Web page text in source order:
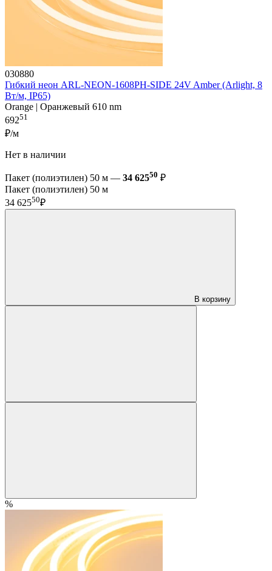
030880
Гибкий неон ARL-NEON-1608PH-SIDE 24V Amber (Arlight, 8
Вт/м, IP65)
Orange | Оранжевый 610 nm
69251
₽/м
Нет в наличии
Пакет (полиэтилен) 50 м — 34 62550 ₽
Пакет (полиэтилен) 50 м
34 62550₽
В корзину
%